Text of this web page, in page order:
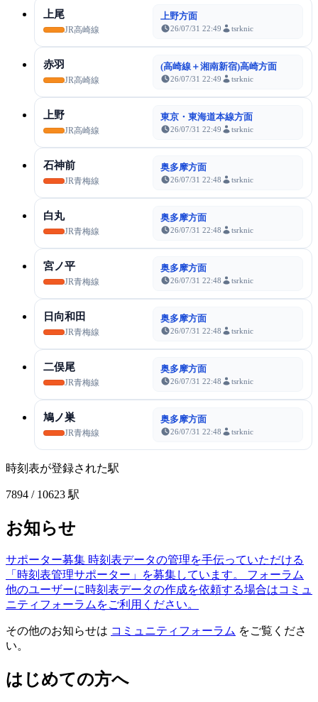
上尾
JR高崎線
上野方面
26/07/31 22:49 tsrknic
赤羽
JR高崎線
(高崎線＋湘南新宿)高崎方面
26/07/31 22:49 tsrknic
上野
JR高崎線
東京・東海道本線方面
26/07/31 22:49 tsrknic
石神前
JR青梅線
奥多摩方面
26/07/31 22:48 tsrknic
白丸
JR青梅線
奥多摩方面
26/07/31 22:48 tsrknic
宮ノ平
JR青梅線
奥多摩方面
26/07/31 22:48 tsrknic
日向和田
JR青梅線
奥多摩方面
26/07/31 22:48 tsrknic
二俣尾
JR青梅線
奥多摩方面
26/07/31 22:48 tsrknic
鳩ノ巣
JR青梅線
奥多摩方面
26/07/31 22:48 tsrknic
時刻表が登録された駅
7894 / 10623 駅
お知らせ
サポーター募集 時刻表データの管理を手伝っていただける
「時刻表管理サポーター」を募集しています。
フォーラム
他のユーザーに時刻表データの作成を依頼する場合はコミュ
ニティフォーラムをご利用ください。
その他のお知らせは コミュニティフォーラム をご覧くださ
い。
はじめての方へ